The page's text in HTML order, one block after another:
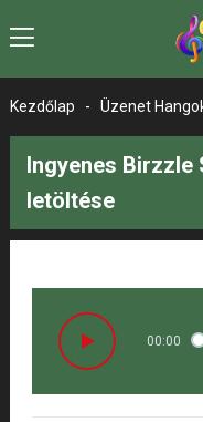
Kezdőlap - Üzenet
Ingyenes Birzzle
letöltése
00:00